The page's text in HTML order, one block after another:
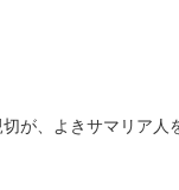
切が、よきサマリア